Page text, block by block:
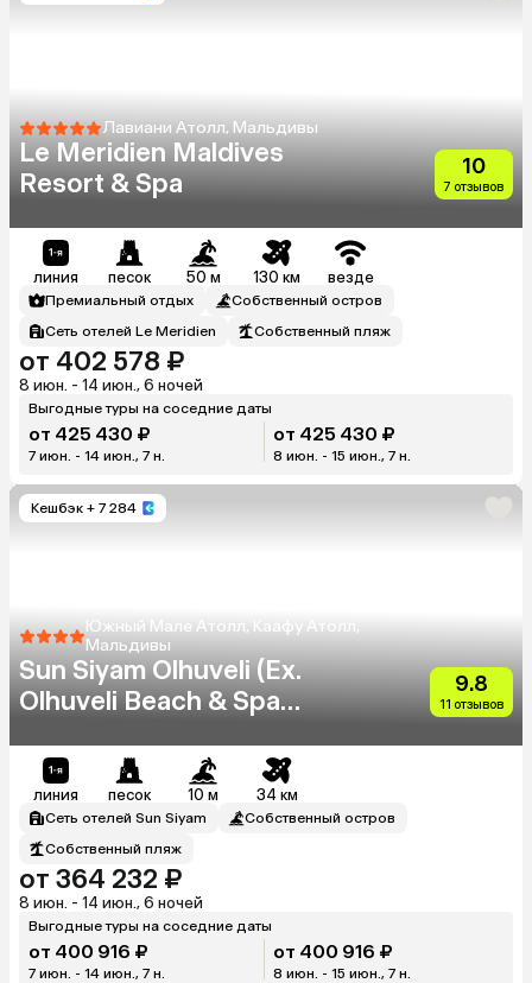
Лавиани Атолл, Мальдивы
Le Meridien Maldives
Resort & Spa
10
7 отзывов
линия песок 50 м 130 км везде
Премиальный отдых
Собственный остров
Сеть отелей Le Meridien
Собственный пляж
от 402 578 ₽
8 июн. - 14 июн., 6 ночей
Выгодные туры на соседние даты
от 425 430 ₽
7 июн. - 14 июн., 7 н.
от 425 430 ₽
8 июн. - 15 июн., 7 н.
Кешбэк + 7 284
Южный Мале Атолл, Каафу Атолл,
Мальдивы
Sun Siyam Olhuveli (Ex.
Olhuveli Beach & Spa
9.8
11 отзывов
линия песок 10 м 34 км
Сеть отелей Sun Siyam
Собственный остров
Собственный пляж
от 364 232 ₽
8 июн. - 14 июн., 6 ночей
Выгодные туры на соседние даты
от 400 916 ₽
7 июн. - 14 июн., 7 н.
от 400 916 ₽
8 июн. - 15 июн., 7 н.